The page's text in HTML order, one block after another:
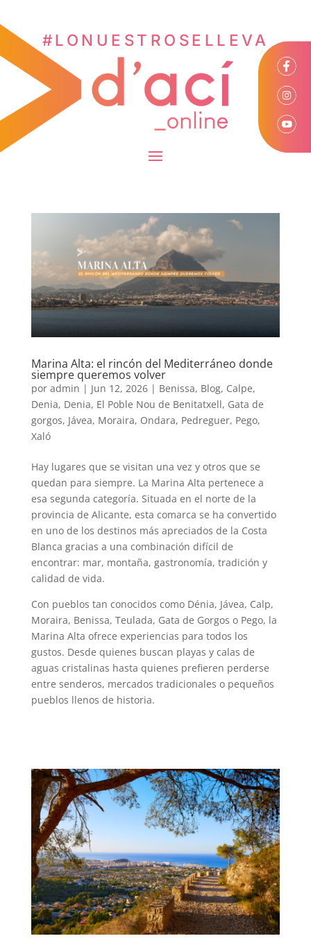
#LONUESTROSELLEVA
Marina Alta: el rincón del Mediterráneo donde
siempre queremos volver
por admin | Jun 12, 2026| Benissa, Blog, Calpe,
Denia, Denia, El Poble Nou de Benitatxell, Gata de
gorgos, Jávea, Moraira, Ondara, Pedreguer, Pego,
Xaló
Hay lugares que se visitan una vez y otros que se
quedan para siempre. La Marina Alta pertenece a
esa segunda categoría. Situada en el norte de la
provincia de Alicante, esta comarca se ha convertido
en uno de los destinos más apreciados de la Costa
Blanca gracias a una combinación difícil de
encontrar: mar, montaña, gastronomía, tradición y
calidad de vida.
Con pueblos tan conocidos como Dénia, Jávea, Calp,
Moraira, Benissa, Teulada, Gata de Gorgos o Pego, la
Marina Alta ofrece experiencias para todos los
gustos. Desde quienes buscan playas y calas de
aguas cristalinas hasta quienes prefieren perderse
entre senderos, mercados tradicionales o pequeños
pueblos llenos de historia.